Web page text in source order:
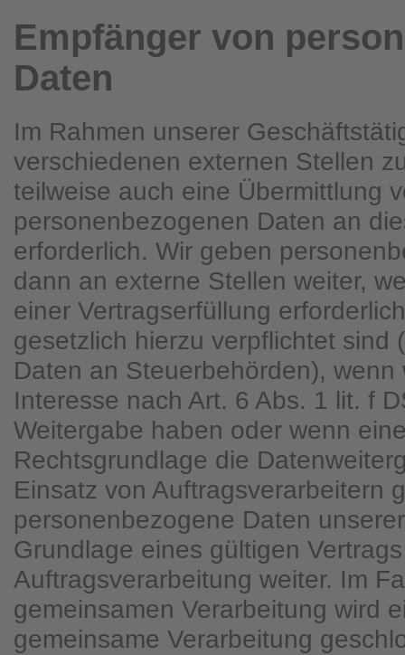
Empfänger von
Daten
Im Rahmen unserer
verschiedenen externen Stellen
teilweise auch eine Übermittlung
personenbezogenen Daten an
erforderlich. Wir geben
dann an externe Stellen weiter,
einer Vertragserfüllung
gesetzlich hierzu verpflichtet sind
Daten an Steuerbehörden),
Interesse nach Art. 6 Abs. 1 lit. f
Weitergabe haben oder wenn
Rechtsgrundlage die
Einsatz von Auftragsverarbeitern
personenbezogene Daten
Grundlage eines gültigen
Auftragsverarbeitung weiter. Im
gemeinsamen Verarbeitung wird
gemeinsame Verarbeitung